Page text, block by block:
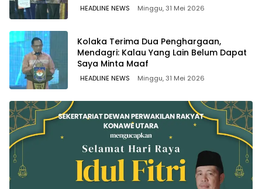
HEADLINE NEWS Minggu, 31 Mei 2026
Kolaka Terima Dua Penghargaan,
Mendagri: Kalau Yang Lain Belum Dapat
Saya Minta Maaf
HEADLINE NEWS Minggu, 31 Mei 2026